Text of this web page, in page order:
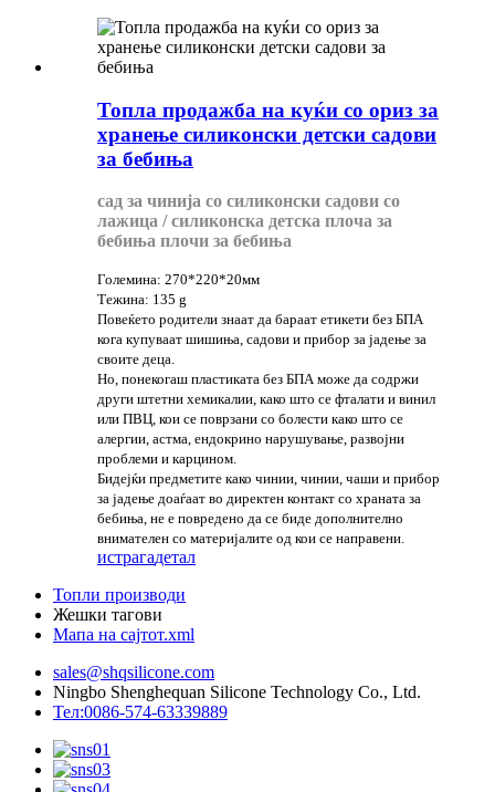
Топла продажба на куќи со ориз за
хранење силиконски детски садови
за бебиња
сад за чинија со силиконски садови со
лажица / силиконска детска плоча за
бебиња плочи за бебиња
Големина: 270*220*20мм
Тежина: 135 g
Повеќето родители знаат да бараат етикети без БПА
кога купуваат шишиња, садови и прибор за јадење за
своите деца.
Но, понекогаш пластиката без БПА може да содржи
други штетни хемикалии, како што се фталати и винил
или ПВЦ, кои се поврзани со болести како што се
алергии, астма, ендокрино нарушување, развојни
проблеми и карцином.
Бидејќи предметите како чинии, чинии, чаши и прибор
за јадење доаѓаат во директен контакт со храната за
бебиња, не е повредено да се биде дополнително
внимателен со материјалите од кои се направени.
истрагадетал
Топли производи
Жешки тагови
Мапа на сајтот.xml
sales@shqsilicone.com
Ningbo Shenghequan Silicone Technology Co., Ltd.
Тел:0086-574-63339889